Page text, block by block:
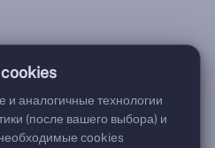
аналогичные технологии
(после вашего выбора) и
cookies